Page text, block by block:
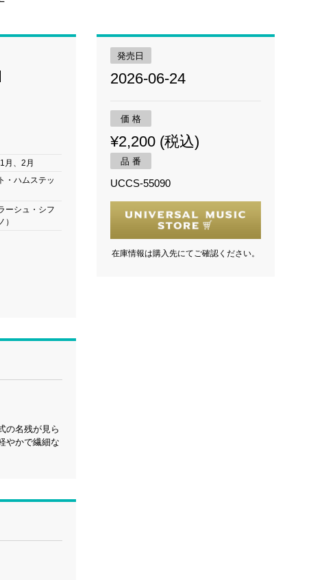
月、2月
・ハムステッ
ーシュ・シフ
）
の名残が見ら
やかで繊細な
発売日
2026-06-24
価 格
¥2,200 (税込)
品 番
UCCS-55090
在庫情報は購入先にてご確認ください。